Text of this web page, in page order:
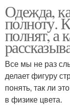
Одежда,
полноту.
полнят, а
Все мы не раз
делает фигуру
понять, так ли
в физике цвета.